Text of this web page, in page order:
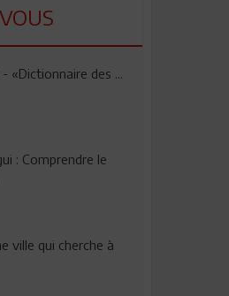
«Dictionnaire des ...
: Comprendre le
ville qui cherche à